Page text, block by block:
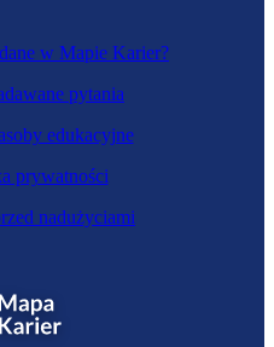
w Mapie Karier?
pytania
edukacyjne
prywatności
nadużyciami